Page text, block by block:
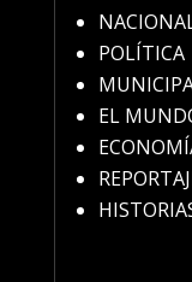
POLÍTICA
EL